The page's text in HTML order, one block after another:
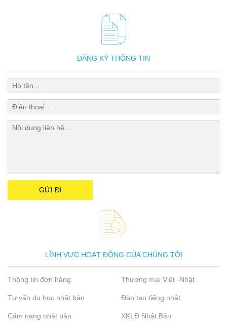
ĐĂNG KÝ THÔNG TIN
LĨNH VỰC HOẠT ĐỘNG CỦA CHÚNG TÔI
Thông tin đơn hàng Thương mại Việt -Nhật
Tư vấn du học nhật bản Đào tạo tiếng nhật
Cẩm nang nhật bản XKLĐ Nhật Bản